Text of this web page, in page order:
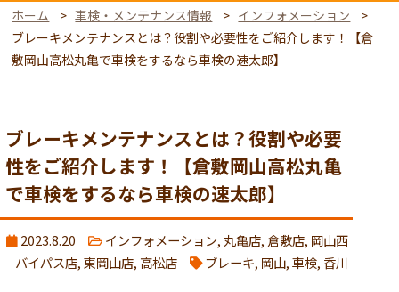
ホーム 車検・メンテナンス情報
インフォメーション
ブレーキメンテナンスとは？役割や必要性をご紹介します！【倉
敷岡山高松丸亀で車検をするなら車検の速太郎】
ブレーキメンテナンスとは？役割や必要
性をご紹介します！【倉敷岡山高松丸亀
で車検をするなら車検の速太郎】
2023.8.20 インフォメーション,丸亀店,倉敷店, 岡山西
バイパス店,東岡山店, 高松店 ブレーキ, 岡山,車検, 香川